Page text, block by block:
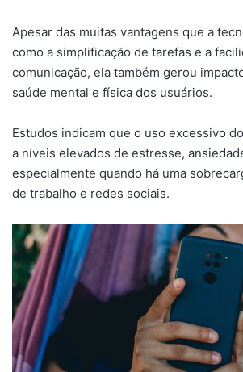
Apesar das muitas vantagens que a
como a simplificação de tarefas e a
comunicação, ela também gerou
saúde mental e física dos usuários.
Estudos indicam que o uso excessivo
a níveis elevados de estresse,
especialmente quando há uma
de trabalho e redes sociais.